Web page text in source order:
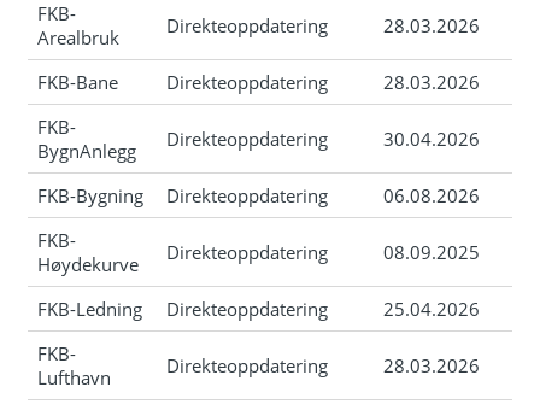
FKB-
Arealbruk
Direkteoppdatering 28.03.2026
FKB-Bane Direkteoppdatering
28.03.2026
FKB-
BygnAnlegg
Direkteoppdatering 30.04.2026
FKB-Bygning Direkteoppdatering
06.08.2026
FKB-
Høydekurve
Direkteoppdatering 08.09.2025
FKB-Ledning Direkteoppdatering
25.04.2026
FKB-
Lufthavn
Direkteoppdatering 28.03.2026